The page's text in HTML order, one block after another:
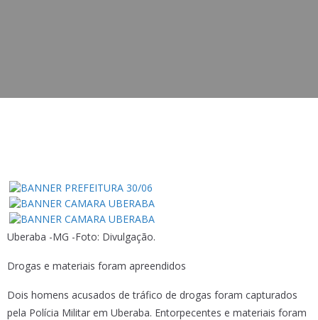
Uberaba -MG -Foto: Divulgação.
Drogas e materiais foram apreendidos
Dois homens acusados de tráfico de drogas foram capturados
pela Polícia Militar em Uberaba. Entorpecentes e materiais foram